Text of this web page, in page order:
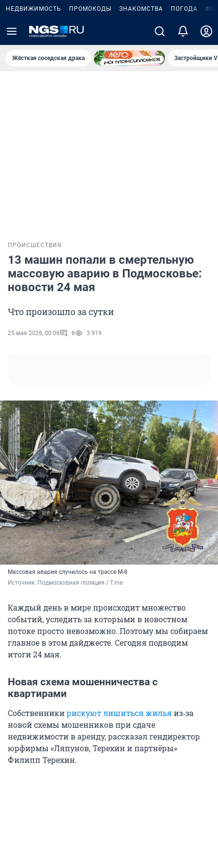
НЕДВИЖИМОСТЬ ПРОМОКОДЫ ЗНАКОМСТВА ПОГОДА
Жёсткая соседская драка Застройщики
ПРОИСШЕСТВИЯ
13 машин попали в смертельную
массовую аварию в Подмосковье:
новости 24 мая
Что произошло за сутки
25 мая 2026, 00:08 8 3 919
Массовая авария случилось на трассе М-8
Источник: Подмосковная полиция / T.me
Каждый день в мире происходит множество
событий, уследить за которыми в новостном
потоке просто невозможно. Поэтому мы собираем
главное в этом дайджесте. Сегодня подводим
итоги 24 мая.
Новая схема мошенничества с
квартирами
Собственникирискуют лишиться жильяиз‑за
новой схемы мошенников при сдаче
недвижимости в аренду, рассказал гендиректор
юрфирмы «Ляпунов, Терехин и партнёры»
Филипп Терехин.